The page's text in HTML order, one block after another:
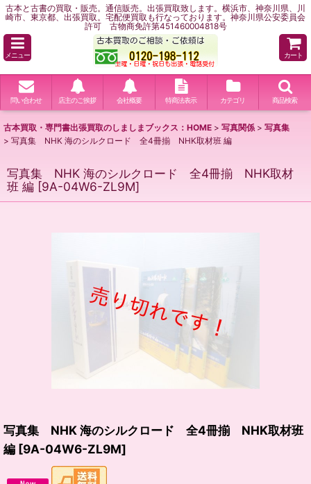
古本と古書の買取・販売。通信販売。出張買取致します。横浜市、神奈川県、川
崎市、東京都、出張買取。宅配便買取も行なっております。神奈川県公安委員会
許可 古物商免許第451460004818号
メニュー カート
問い合わせ 店主のご挨拶 会社概要 特商法表示 カテゴリ 商品検索
古本買取・専門書出張買取のしましまブックス：HOME > 写真関係 > 写真集
> 写真集 NHK 海のシルクロード 全4冊揃 NHK取材班 編
写真集 NHK 海のシルクロード 全4冊揃 NHK取材
班 編 [9A-04W6-ZL9M]
写真集 NHK 海のシルクロード 全4冊揃 NHK取材班
編 [9A-04W6-ZL9M]